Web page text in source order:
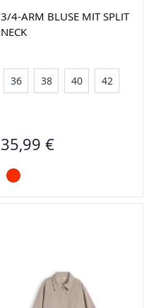
3/4-ARM BLUSE MIT SPLIT
NECK
36 38 40 42
35,99 €